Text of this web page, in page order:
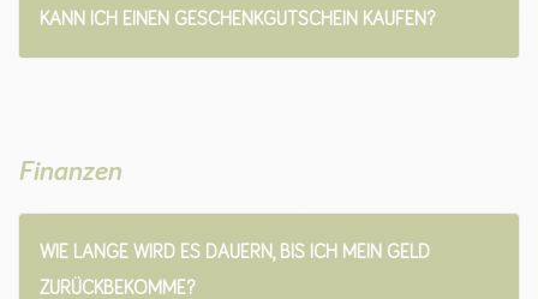
KANN ICH EINEN GESCHENKGUTSCHEIN KAUFEN?
Finanzen
WIE LANGE WIRD ES DAUERN, BIS ICH MEIN GELD
ZURÜCKBEKOMME?